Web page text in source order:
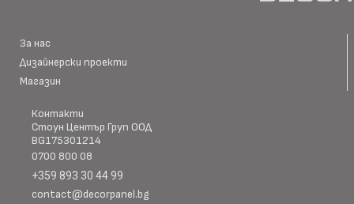
За нас
Дизайнерски проекти
Магазин
Контакти
Стоун Център Груп ООД
BG175301214
0700 800 08
+359 893 30 44 99
contact@decorpanel.bg